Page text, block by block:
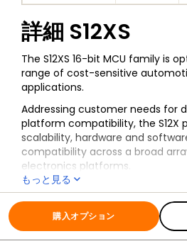
詳細 S12XS
The S12XS 16-bit MCU family is
range of cost-sensitive
applications.
Addressing customer needs for
platform compatibility, the S12X
scalability, hardware and
compatibility across a broad
electronics platforms.
The S12XS automotive MCU
react to market opportunities
of migration if application
your development cycle.
もっと見る
全ての情報 S12XS
購入オプション